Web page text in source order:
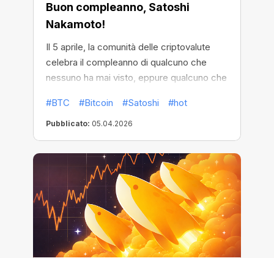
Buon compleanno, Satoshi
Nakamoto!
Il 5 aprile, la comunità delle criptovalute
celebra il compleanno di qualcuno che
nessuno ha mai visto, eppure qualcuno che
#BTC
#Bitcoin #Satoshi #hot
Pubblicato: 05.04.2026